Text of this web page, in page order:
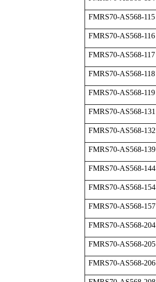
FMRS70-AS568-115
FMRS70-AS568-116
FMRS70-AS568-117
FMRS70-AS568-118
FMRS70-AS568-119
FMRS70-AS568-131
FMRS70-AS568-132
FMRS70-AS568-139
FMRS70-AS568-144
FMRS70-AS568-154
FMRS70-AS568-157
FMRS70-AS568-204
FMRS70-AS568-205
FMRS70-AS568-206